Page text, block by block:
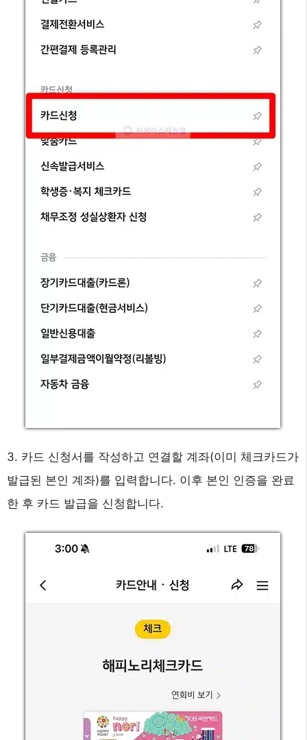
3. 카드 신청서를 작성하고 연결할 계좌(이미 체크카드가
발급된 본인 계좌)를 입력합니다. 이후 본인 인증을 완료
한 후 카드 발급을 신청합니다.